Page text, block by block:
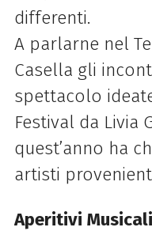
differenti.
A parlarne nel
Casella gli
spettacolo
Festival da Livia
quest’anno ha
artisti
Aperitivi